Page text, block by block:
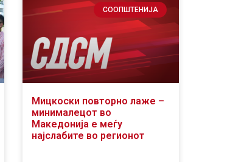
СООПШТЕНИЈА
Мицкоски повторно лаже –
минималецот во
Македонија е меѓу
најслабите во регионот